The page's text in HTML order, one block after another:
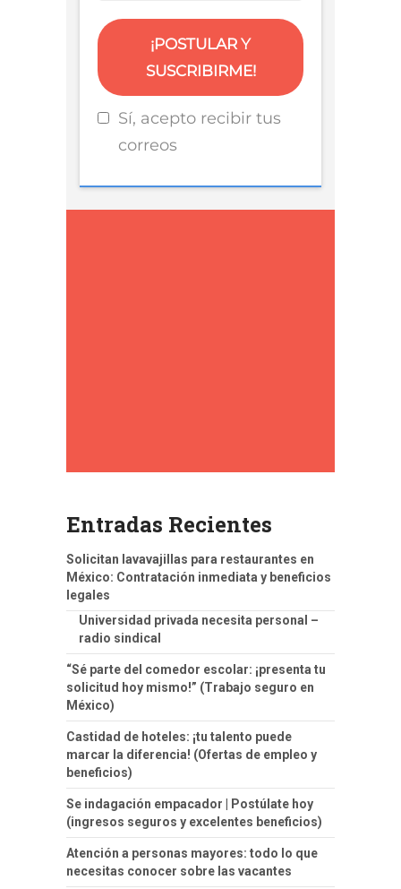
Entradas Recientes
Solicitan lavavajillas para restaurantes en
México: Contratación inmediata y beneficios
legales
Universidad privada necesita personal –
radio sindical
“Sé parte del comedor escolar: ¡presenta tu
solicitud hoy mismo!” (Trabajo seguro en
México)
Castidad de hoteles: ¡tu talento puede
marcar la diferencia! (Ofertas de empleo y
beneficios)
Se indagación empacador | Postúlate hoy
(ingresos seguros y excelentes beneficios)
Atención a personas mayores: todo lo que
necesitas conocer sobre las vacantes